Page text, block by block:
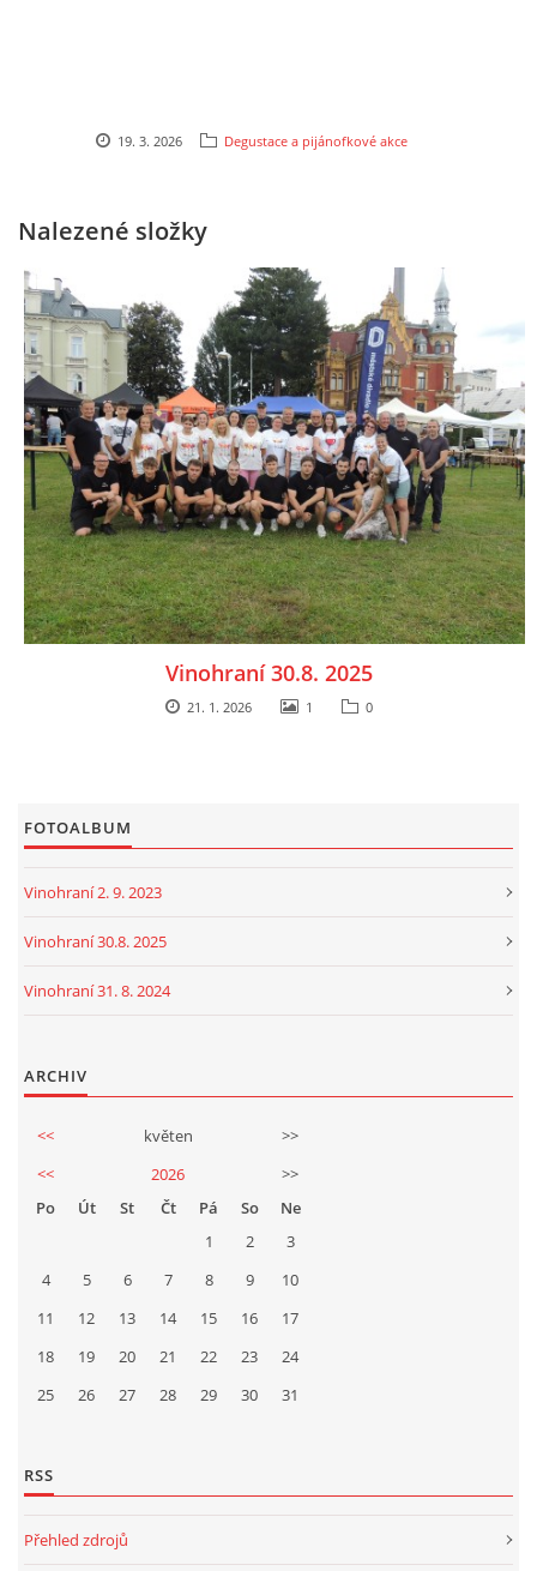
Boženy Němcové 1492
723 581 881
petrovajitka@seznam.cz
© 2026 eStránky.cz | RSS|Tisk|Aktualizováno: 20. 7. 2026|Nahoru ↑
19. 3. 2026 Degustace a pijánofkové akce
Nalezené složky
Vinohraní 30.8. 2025
21. 1. 2026 1 0
FOTOALBUM
Vinohraní 2. 9. 2023
Vinohraní 30.8. 2025
Vinohraní 31. 8. 2024
ARCHIV
<< květen
>>
<<
2026
>>
Po
Út St Čt Pá So
Ne
1
2
3
4
5 6 7 8 9
10
11
12 13 14 15 16
17
18
19 20 21 22 23
24
25
26 27 28 29 30 31
RSS
Přehled zdrojů